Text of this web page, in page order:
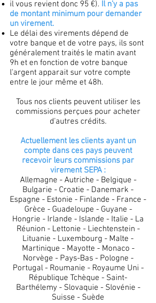
il vous revient donc 95 €). Il n'y a pas
de montant minimum pour demander
un virement.
Le délai des virements dépend de
votre banque et de votre pays, ils sont
généralement traités le matin avant
9h et en fonction de votre banque
l'argent apparait sur votre compte
entre le jour même et 48h.
Tous nos clients peuvent utiliser les
commissions perçues pour acheter
d'autres crédits.
Actuellement les clients ayant un
compte dans ces pays peuvent
recevoir leurs commissions par
virement SEPA :
Allemagne - Autriche - Belgique -
Bulgarie - Croatie - Danemark -
Espagne - Estonie - Finlande - France -
Grèce - Guadeloupe - Guyane -
Hongrie - Irlande - Islande - Italie - La
Réunion - Lettonie - Liechtenstein -
Lituanie - Luxembourg - Malte -
Martinique - Mayotte - Monaco -
Norvège - Pays-Bas - Pologne -
Portugal - Roumanie - Royaume Uni -
République Tchèque - Saint-
Barthélemy - Slovaquie - Slovénie -
Suisse - Suède